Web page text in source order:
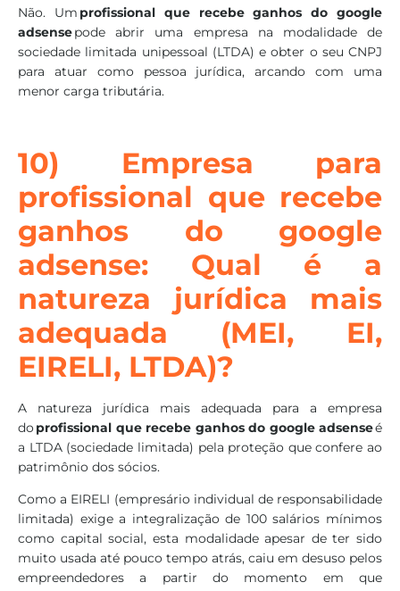
Não. Um profissional que recebe ganhos do google
adsensepode abrir uma empresa na modalidade de
sociedade limitada unipessoal (LTDA) e obter o seu CNPJ
para atuar como pessoa jurídica, arcando com uma
menor carga tributária.
10) Empresa para
profissional que recebe
ganhos do google
adsense: Qual é a
natureza jurídica mais
adequada (MEI, EI,
EIRELI, LTDA)?
A natureza jurídica mais adequada para a empresa
do profissional que recebe ganhos do google adsenseé
a LTDA (sociedade limitada) pela proteção que confere ao
patrimônio dos sócios.
Como a EIRELI (empresário individual de responsabilidade
limitada) exige a integralização de 100 salários mínimos
como capital social, esta modalidade apesar de ter sido
muito usada até pouco tempo atrás, caiu em desuso pelos
empreendedores a partir do momento em que